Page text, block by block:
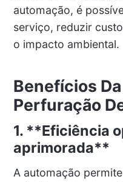
automação, é
serviço, reduzir
o impacto ambiental.
Benefícios
Perfuração
1. **Eficiência
aprimorada**
A automação